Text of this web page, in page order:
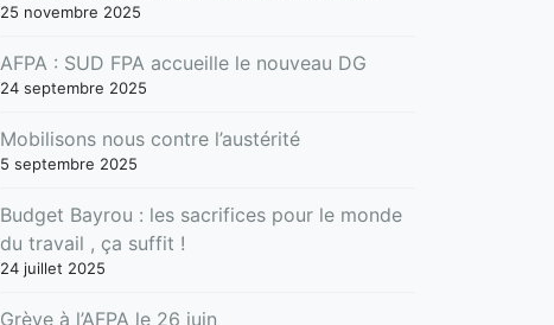
25 novembre 2025
AFPA : SUD FPA accueille le nouveau DG
24 septembre 2025
Mobilisons nous contre l’austérité
5 septembre 2025
Budget Bayrou : les sacrifices pour le monde
du travail , ça suffit !
24 juillet 2025
Grève à l’AFPA le 26 juin